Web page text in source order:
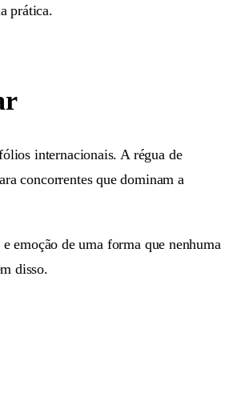
prática.
internacionais. A régua de
concorrentes que dominam a
emoção de uma forma que nenhuma
disso.